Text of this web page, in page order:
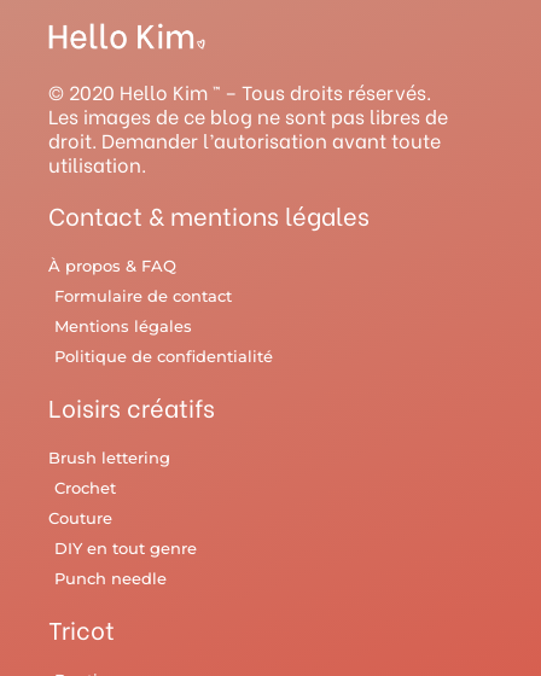
t
a
g
r
a
m
t
u
b
e
r
e
s
o
o
k
y
© 2020 Hello Kim ™ – Tous droits réservés.
Les images de ce blog ne sont pas libres de
droit. Demander l’autorisation avant toute
utilisation.
Contact & mentions légales
À propos & FAQ
Formulaire de contact
Mentions légales
Politique de confidentialité
Loisirs créatifs
Brush lettering
Crochet
Couture
DIY en tout genre
Punch needle
Tricot